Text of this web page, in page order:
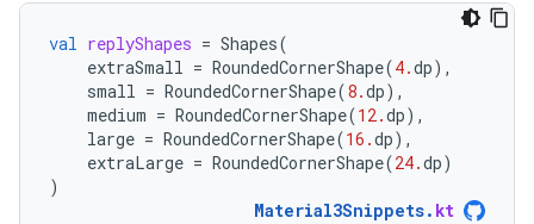
val replyShapes = Shapes(
extraSmall = RoundedCornerShape(4.dp),
small = RoundedCornerShape(8.dp),
medium = RoundedCornerShape(12.dp),
large = RoundedCornerShape(16.dp),
extraLarge = RoundedCornerShape(24.dp)
)
Material3Snippets. kt